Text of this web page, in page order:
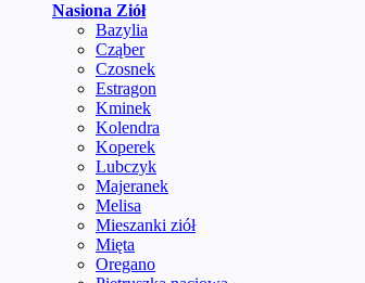
Nasiona Ziół
Bazylia
Cząber
Czosnek
Estragon
Kminek
Kolendra
Koperek
Lubczyk
Majeranek
Melisa
Mieszanki ziół
Mięta
Oregano